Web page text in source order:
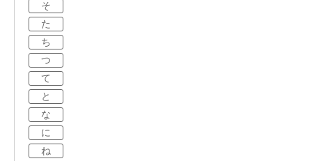
そ
た
ち
つ
て
と
な
に
ね